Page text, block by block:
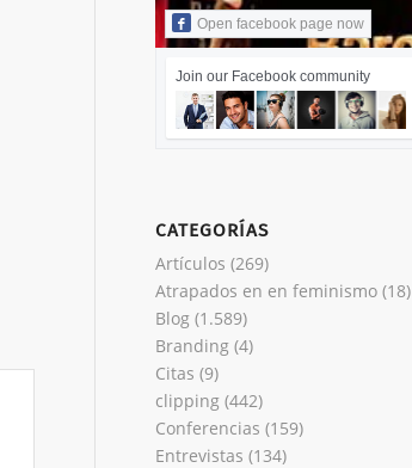
Open facebook page now
Join our Facebook community
CATEGORÍAS
Artículos (269)
Atrapados en en feminismo(18)
Blog(1.589)
Branding(4)
Citas (9)
clipping(442)
Conferencias (159)
Entrevistas (134)